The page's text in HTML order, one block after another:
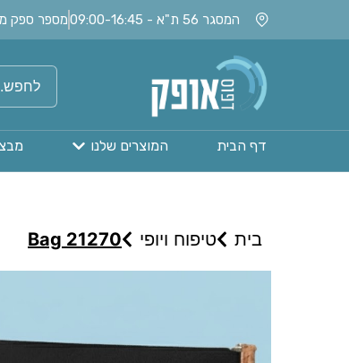
המסגר 56 ת"א - 09:00-16:45 מספר ספק משרד
דף הבית המוצרים שלנו
בית טיפוח ויופי Bag 21270